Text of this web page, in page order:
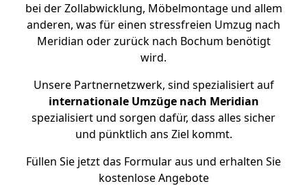
bei der Zollabwicklung, Möbelmontage und allem
anderen, was für einen stressfreien Umzug nach
Meridian oder zurück nach Bochum benötigt
wird.
Unsere Partnernetzwerk, sind spezialisiert auf
internationale Umzüge nach Meridian
spezialisiert und sorgen dafür, dass alles sicher
und pünktlich ans Ziel kommt.
Füllen Sie jetzt das Formular aus und erhalten Sie
kostenlose Angebote